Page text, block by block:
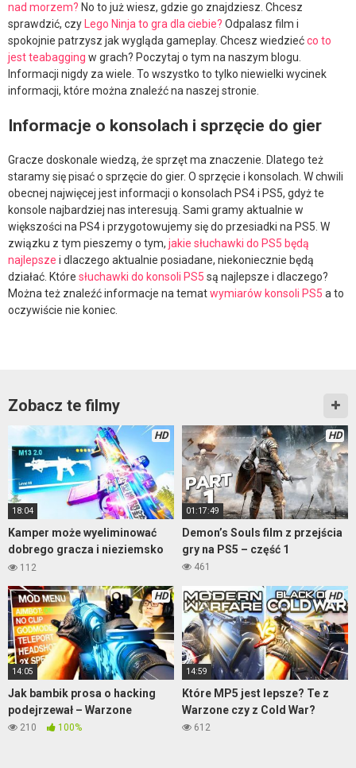
nad morzem? No to już wiesz, gdzie go znajdziesz. Chcesz
sprawdzić, czy
Lego Ninja to gra dla ciebie? Odpalasz film i
spokojnie patrzysz jak wygląda gameplay. Chcesz wiedziećco to
jest teabagging w grach? Poczytaj o tym na naszym blogu.
Informacji nigdy za wiele. To wszystko to tylko niewielki wycinek
informacji, które można znaleźć na naszej stronie.
Informacje o konsolach i sprzęcie do gier
Gracze doskonale wiedzą, że sprzęt ma znaczenie. Dlatego też
staramy się pisać o sprzęcie do gier. O sprzęcie i konsolach. W chwili
obecnej najwięcej jest informacji o konsolach PS4 i PS5, gdyż te
konsole najbardziej nas interesują. Sami gramy aktualnie w
większości na PS4 i przygotowujemy się do przesiadki na PS5. W
związku z tym pieszemy o tym, jakie słuchawki do PS5 będą
najlepsze i dlaczego aktualnie posiadane, niekoniecznie będą
działać. Które słuchawki do konsoli PS5 są najlepsze i dlaczego?
Można też znaleźć informacje na tematwymiarów konsoli PS5 a to
oczywiście nie koniec.
Zobacz te filmy
HD
18:04
Kamper może wyeliminować
dobrego gracza i nieziemsko
go wkurzyć
112
HD
01:17:49
Demon’s Souls film z przejścia
gry na PS5 – część 1
461
HD
14:05
Jak bambik prosa o hacking
podejrzewał – Warzone
210 100%
HD
14:59
Które MP5 jest lepsze? Te z
Warzone czy z Cold War?
612